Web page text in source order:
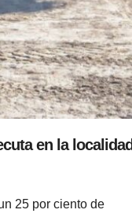
en la localidad
25 por ciento de